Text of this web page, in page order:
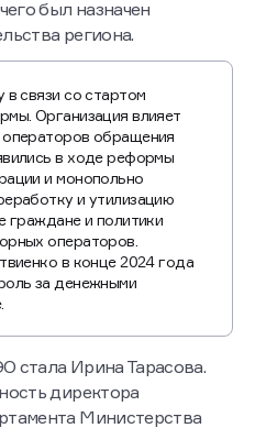
был назначен
региона.
связи со стартом
Организация влияет
обращения
в ходе реформы
и монопольно
и утилизацию
граждане и политики
операторов.
в конце 2024 года
за денежными
стала Ирина Тарасова.
директора
Министерства